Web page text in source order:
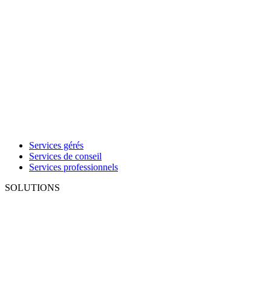
Services gérés
Services de conseil
Services professionnels
SOLUTIONS